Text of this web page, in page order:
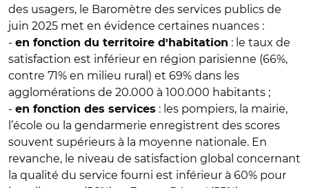
des usagers, le Baromètre des services publics de
juin 2025 met en évidence certaines nuances :
- en fonction du territoire d'habitation : le taux de
satisfaction est inférieur en région parisienne (66%,
contre 71% en milieu rural) et 69% dans les
agglomérations de 20.000 à 100.000 habitants ;
- en fonction des services : les pompiers, la mairie,
l’école ou la gendarmerie enregistrent des scores
souvent supérieurs à la moyenne nationale. En
revanche, le niveau de satisfaction global concernant
la qualité du service fourni est inférieur à 60% pour